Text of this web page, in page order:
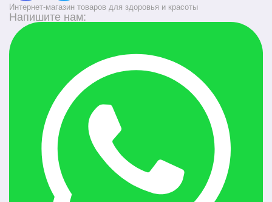
Интернет-магазин товаров для здоровья и красоты
Напишите нам: